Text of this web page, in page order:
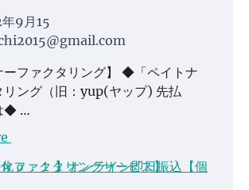
9月15
ーファクタリング】 ◆「ペイトナ
リング（旧：yup(ヤップ) 先払
◆ …